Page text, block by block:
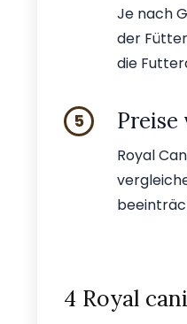
Je nach
der
die
5 Preise
Royal
4 Royal